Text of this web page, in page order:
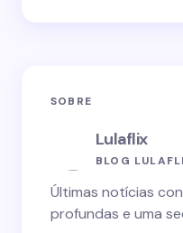
SOBRE
Lulaflix
BLOG
Últimas notícias
profundas e uma